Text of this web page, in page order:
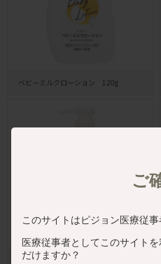
ベビーミルクローション 120g
ベビーミルクローション うるおいプ
ご
このサイトはピジョン医療従事
医療従事者としてこのサイト
だけますか？